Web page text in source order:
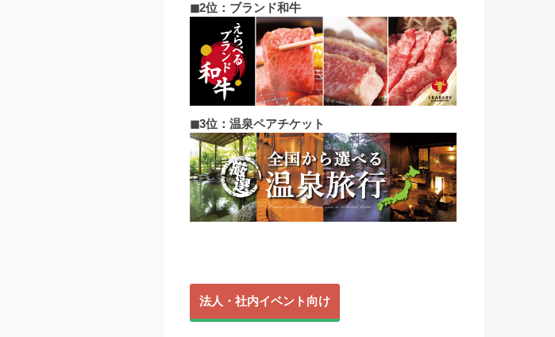
◼︎2位：ブランド和牛
◼︎3位：温泉ペアチケット
法人・社内イベント向け